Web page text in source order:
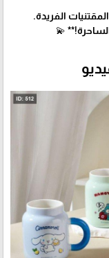
الفريدة.
💫